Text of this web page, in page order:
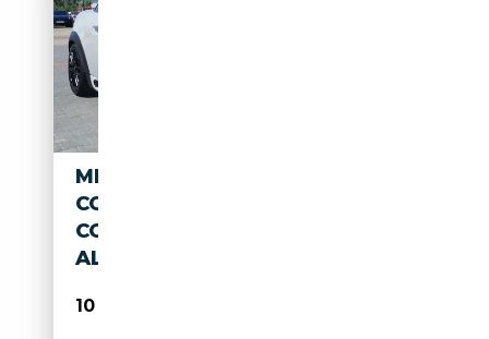
MINI JOHN COOPER WORKS
COUPE JOHN COOPER WORKS
COUPE KLIMAAUTO PDC PDC
ALU
10 890€